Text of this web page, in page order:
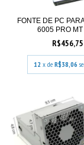
FONTE DE PC
6005 PRO MT
R$456,75
12 x de R$38,06